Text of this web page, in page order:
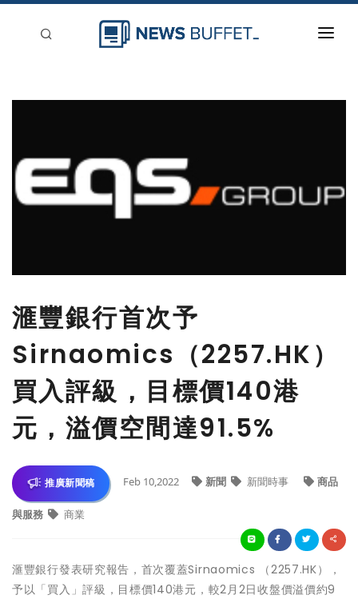
刊登
滙豐銀行首次予
Sirnaomics（2257.HK）
買入評級，目標價140港
元，溢價空間達91.5%
推廣新聞稿 Feb 10,2022 新聞 新聞時事 商品
與服務 商業
滙豐銀行發表研究報告，首次覆蓋Sirnaomics （2257.HK），
予以「買入」評級，目標價140港元，較2月2日收盤價溢價約9